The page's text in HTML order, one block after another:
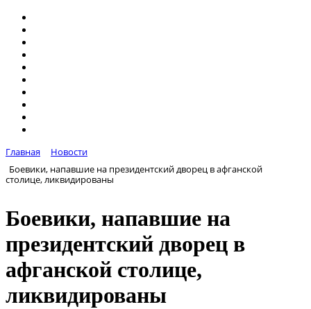
Главная
Новости
Боевики, напавшие на президентский дворец в афганской
столице, ликвидированы
Боевики, напавшие на
президентский дворец в
афганской столице,
ликвидированы